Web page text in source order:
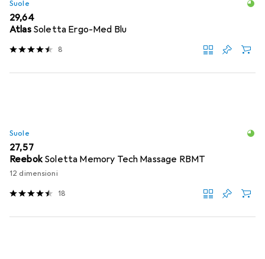
Suole
EUR
29,64
Atlas Soletta Ergo-Med Blu
8
Suole
EUR
27,57
Reebok Soletta Memory Tech Massage RBMT
12 dimensioni
18